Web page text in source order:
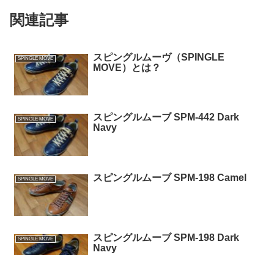
関連記事
SPINGLE MOVE
スピングルムーヴ（SPINGLE
MOVE）とは？
SPINGLE MOVE
スピングルムーブ SPM-442 Dark
Navy
SPINGLE MOVE スピングルムーブ SPM-198 Camel
SPINGLE MOVE
スピングルムーブ SPM-198 Dark
Navy